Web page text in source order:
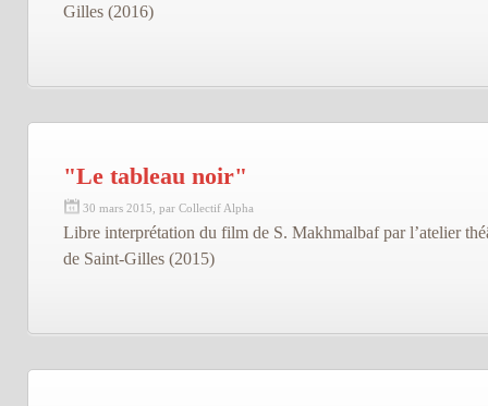
Gilles (2016)
"Le tableau noir"
30 mars 2015, par Collectif Alpha
Libre interprétation du film de S. Makhmalbaf par l’atelier
de Saint-Gilles (2015)